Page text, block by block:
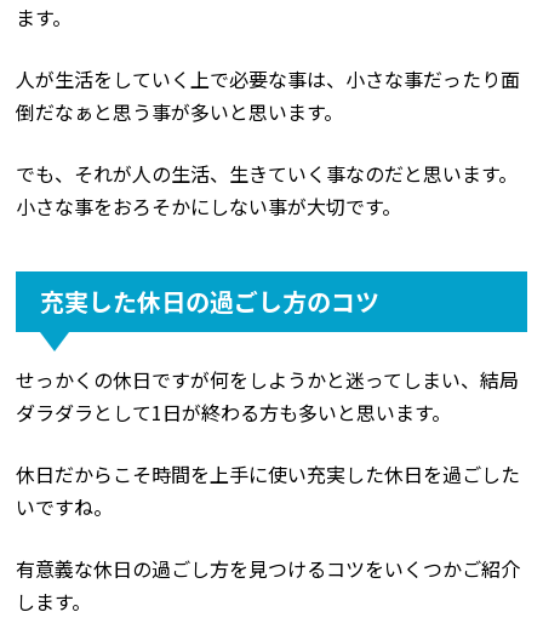
ます。
人が生活をしていく上で必要な事は、小さな事だったり面
倒だなぁと思う事が多いと思います。
でも、それが人の生活、生きていく事なのだと思います。
小さな事をおろそかにしない事が大切です。
充実した休日の過ごし方のコツ
せっかくの休日ですが何をしようかと迷ってしまい、結局
ダラダラとして1日が終わる方も多いと思います。
休日だからこそ時間を上手に使い充実した休日を過ごした
いですね。
有意義な休日の過ごし方を見つけるコツをいくつかご紹介
します。